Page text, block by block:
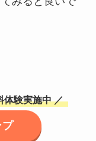
体験実施中 ／
プ